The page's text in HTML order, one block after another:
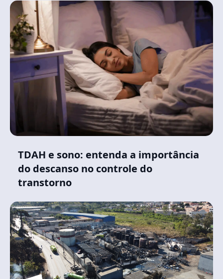
TDAH e sono: entenda a importância
do descanso no controle do
transtorno